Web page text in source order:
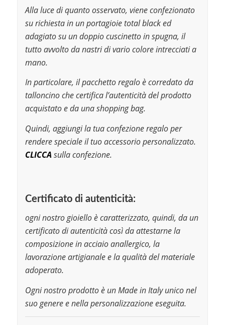
Alla luce di quanto osservato, viene confezionato
su richiesta in un portagioie total black ed
adagiato su un doppio cuscinetto in spugna, il
tutto avvolto da nastri di vario colore intrecciati a
mano.
In particolare, il pacchetto regalo è corredato da
talloncino che certifica l’autenticità del prodotto
acquistato e da una shopping bag.
Quindi, aggiungi la tua confezione regalo per
rendere speciale il tuo accessorio personalizzato.
CLICCA sulla confezione.
Certificato di autenticità:
ogni nostro gioiello è caratterizzato, quindi, da un
certificato di autenticità così da attestarne la
composizione in acciaio anallergico, la
lavorazione artigianale e la qualità del materiale
adoperato.
Ogni nostro prodotto è un Made in Italy unico nel
suo genere e nella personalizzazione eseguita.